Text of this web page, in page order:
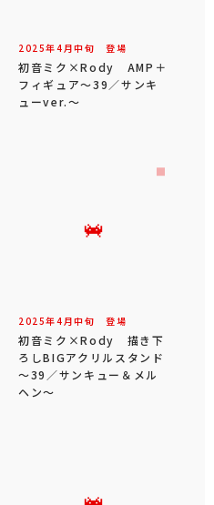
2025年4 月中旬 登場
初音ミク×Rody AMP＋
フィギュア～39／サンキ
ューver.～
2025年4 月中旬 登場
初音ミク×Rody 描き下
ろしBIGアクリルスタンド
～39／サンキュー＆メル
ヘン～